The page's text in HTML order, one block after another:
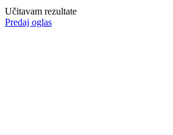
Učitavam rezultate
Predaj oglas